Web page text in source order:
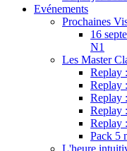
Evénements
Prochaines
16
N1
Les Master
Replay
Replay
Replay
Replay
Replay
Pack 5
L'heure